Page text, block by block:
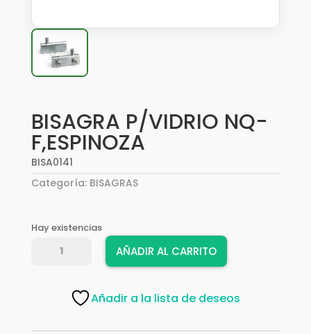
BISAGRA P/VIDRIO NQ-
F,ESPINOZA
BISA0141
Categoría: BISAGRAS
Hay existencias
BISAGRA
F,ESPINOZA
cantidad
AÑADIR AL CARRITO
Añadir a la lista de deseos